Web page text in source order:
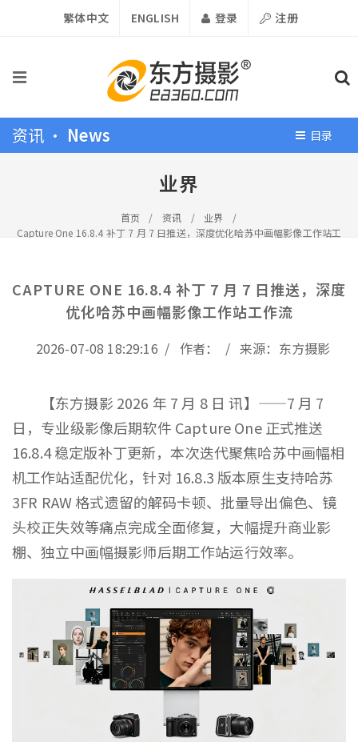
繁体中文 ENGLISH 登录 注册
资讯 • News 目录
业界
首页 / 资讯 / 业界
/
Capture One 16.8.4 补丁 7 月 7 日推送，深度优化哈苏中画幅影像工作站工
CAPTURE ONE 16.8.4 补丁 7 月 7 日推送，深度
优化哈苏中画幅影像工作站工作流
2026-07-08 18:29:16 / 作者： / 来源：东方摄影
【东方摄影 2026 年 7 月 8 日 讯】——7 月 7
日，专业级影像后期软件 Capture One 正式推送
16.8.4 稳定版补丁更新，本次迭代聚焦哈苏中画幅相
机工作站适配优化，针对 16.8.3 版本原生支持哈苏
3FR RAW 格式遗留的解码卡顿、批量导出偏色、镜
头校正失效等痛点完成全面修复，大幅提升商业影
棚、独立中画幅摄影师后期工作站运行效率。